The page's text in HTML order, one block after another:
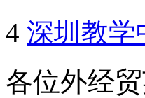
4 深圳教学
各位外经